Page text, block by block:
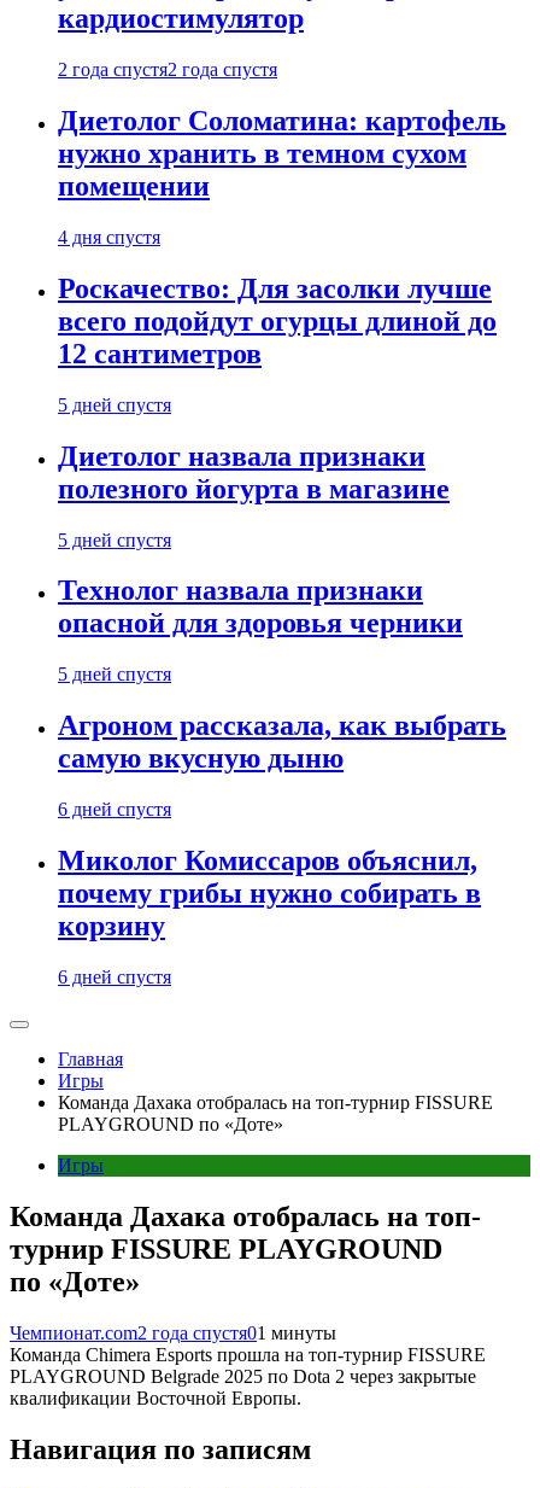
кардиостимулятор
2 года спустя2 года спустя
Диетолог Соломатина: картофель
нужно хранить в темном сухом
помещении
4 дня спустя
Роскачество: Для засолки лучше
всего подойдут огурцы длиной до
12 сантиметров
5 дней спустя
Диетолог назвала признаки
полезного йогурта в магазине
5 дней спустя
Технолог назвала признаки
опасной для здоровья черники
5 дней спустя
Агроном рассказала, как выбрать
самую вкусную дыню
6 дней спустя
Миколог Комиссаров объяснил,
почему грибы нужно собирать в
корзину
6 дней спустя
Главная
Игры
Команда Дахака отобралась на топ-турнир FISSURE
PLAYGROUND по «Доте»
Игры
Команда Дахака отобралась на топ-
турнир FISSURE PLAYGROUND
по «Доте»
Чемпионат.com2 года спустя01 минуты
Команда Chimera Esports прошла на топ-турнир FISSURE
PLAYGROUND Belgrade 2025 по Dota 2 через закрытые
квалификации Восточной Европы.
Навигация по записям